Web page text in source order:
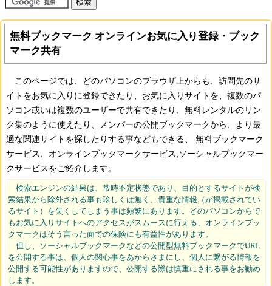
無料ブックマーク オンラインお気に入り登録・ブック
マーク共有
このページでは、どのパソコンのブラウザ上からも、訪問先のサ
イトをお気に入りに登録できたり、お気に入りサイトを、複数のパ
ソコン或いは複数のユーザーで共有できたり、無料レンタルのリン
ク集のように使えたり、メンバーの公開ブックマークから、より最
適な関連サイトを探したりする事などもできる、 無料ブックマーク
サービス、オンラインブックマークサービス,ソーシャルブックマー
クサービスをご紹介します。
検索エンジンの結果は、常時不定状態であり、目的とするサイトが検
索結果から除外される事も珍しくは無く、貴重な情報（が掲載されてい
るサイト）を失くしてしまう事は頻繁にあります。どのパソコンからで
もお気に入りサイトへのアクセスがスムースに行える、オンラインブッ
クマークはそう言った面での保険にも有益性があります。
但し、ソーシャルブックマークなどの公開型無料ブックマークでURL
を公開する事は、個人の関心事をあからさまにし、個人に繋がる情報を
公開する可能性がありますので、公開する際は慎重にされる事をお勧め
します。